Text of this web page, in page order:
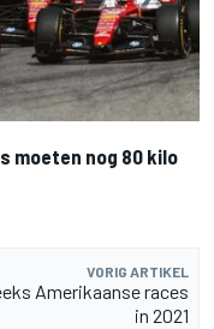
moeten nog 80 kilo
VORIG ARTIKEL
Amerikaanse races
in 2021